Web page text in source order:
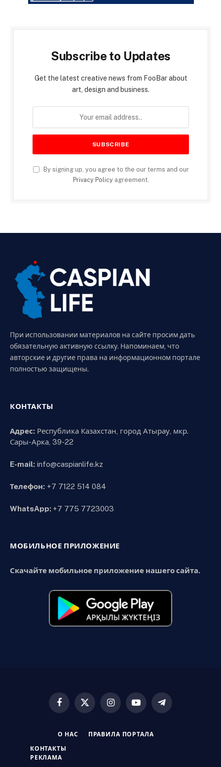
Subscribe to Updates
Get the latest creative news from FooBar about
art, design and business.
By signing up, you agree to the our terms and our
Privacy Policyagreement.
При использовании материалов на сайте просим дать
обязательную активную ссылку. Напоминаем, что
авторские и другие права на информационном портале
полностью защищены.
КОНТАКТЫ
Адрес: Республика Казахстан, город Атырау, мкр.
Сары-Арка, 39-22
E-mail: info@caspianlife.kz
Телефон: +7 7122 514 084
WhatsApp: +7 775 7723003
МОБИЛЬНОЕ ПРИЛОЖЕНИЕ
Скачайте мобильное приложение нашего сайта.
Facebook
X
InstagramYouTubeTelegram
О НАС ПРАВИЛА ПОРТАЛА
КОНТАКТЫ
РЕКЛАМА